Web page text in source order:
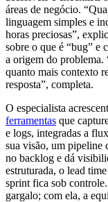
áreas de negócio.
linguagem simples e
horas preciosas”,
sobre o que é “bug” e
a origem do problema.
quanto mais contexto
resposta”, completa.
O especialista
ferramentas que
e logs, integradas a
sua visão, um pipeline
no backlog e dá
estruturada, o lead
sprint fica sob
gargalo; com ela, a